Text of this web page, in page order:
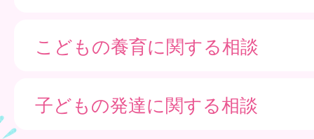
こどもの養育に関する相談
子どもの発達に関する相談